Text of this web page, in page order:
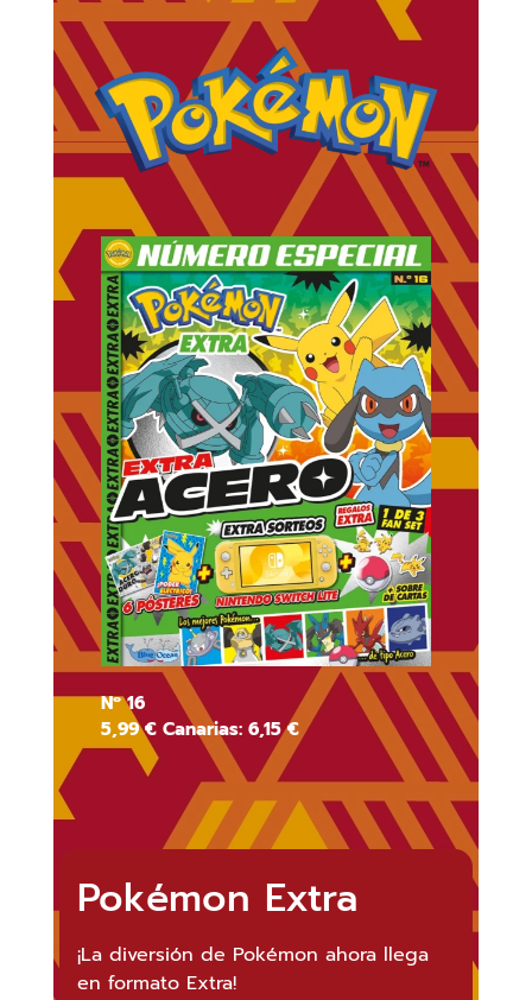
Nº 16
5,99 € Canarias: 6,15 €
Pokémon Extra
¡La diversión de Pokémon ahora llega
en formato Extra!